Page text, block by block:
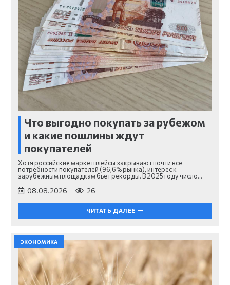
Что выгодно покупать за рубежом
и какие пошлины ждут
покупателей
Хотя российские маркетплейсы закрывают почти все
потребности покупателей (96,6% рынка), интерес к
зарубежным площадкам бьет рекорды. В 2025 году число…
08.08.2026 26
ЧИТАТЬ ДАЛЕЕ
ЭКОНОМИКА